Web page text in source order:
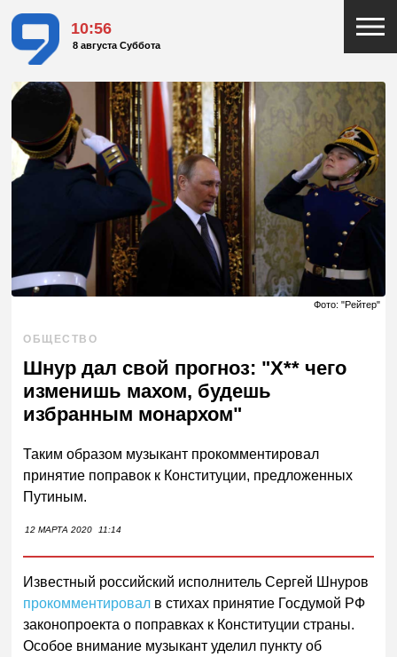
10:56
8 августа Суббота
Фото: "Рейтер"
ОБЩЕСТВО
Шнур дал свой прогноз: "Х** чего
изменишь махом, будешь
избранным монархом"
Таким образом музыкант прокомментировал
принятие поправок к Конституции, предложенных
Путиным.
12 МАРТА 2020 11:14
Известный российский исполнитель Сергей Шнуров
прокомментировал в стихах принятие Госдумой РФ
законопроекта о поправках к Конституции страны.
Особое внимание музыкант уделил пункту об